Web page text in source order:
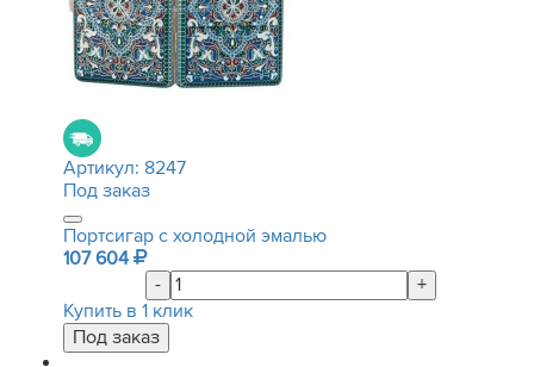
Артикул: 8247
Под заказ
Портсигар с холодной эмалью
107 604
-
+
Купить в 1 клик